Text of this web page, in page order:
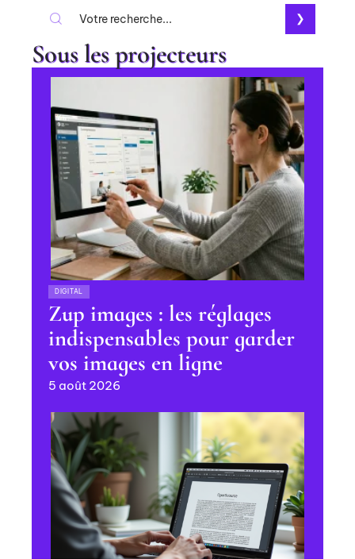
Sous les projecteurs
DIGITAL
Zup images : les réglages
indispensables pour garder
vos images en ligne
5 août 2026